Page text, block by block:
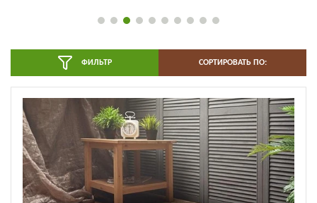
ФИЛЬТР СОРТИРОВАТЬ ПО: